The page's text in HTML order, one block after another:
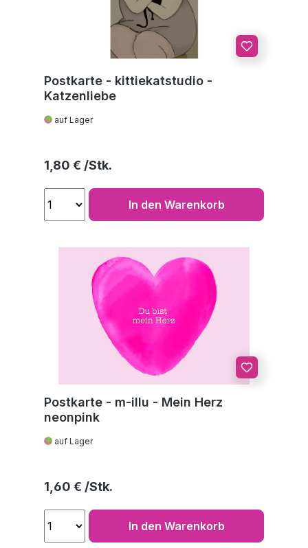
Postkarte - kittiekatstudio -
Katzenliebe
auf Lager
Regulärer Preis:
1,80 €
In den Warenkorb
Postkarte - m-illu - Mein Herz
neonpink
auf Lager
Regulärer Preis:
1,60 €
In den Warenkorb